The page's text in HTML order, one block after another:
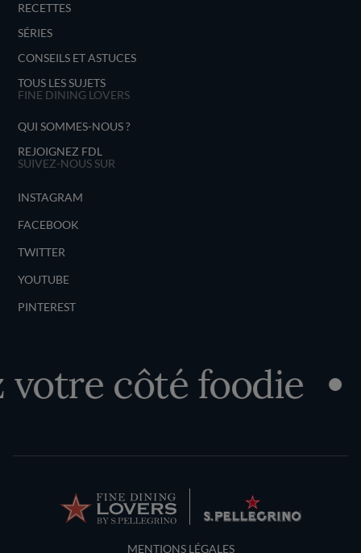
RECETTES
SÉRIES
CONSEILS ET ASTUCES
TOUS LES SUJETS
FINE DINING LOVERS
QUI SOMMES-NOUS ?
REJOIGNEZ FDL
SUIVEZ-NOUS SUR
INSTAGRAM
FACEBOOK
TWITTER
YOUTUBE
PINTEREST
côté foodie
Terms and Conditions
MENTIONS LÉGALES